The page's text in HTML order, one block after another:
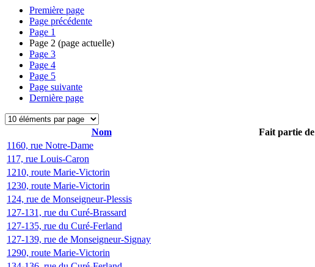
Première page
Page précédente
Page 1
Page 2 (page actuelle)
Page 3
Page 4
Page 5
Page suivante
Dernière page
Nom Fait partie de
1160, rue Notre-Dame
117, rue Louis-Caron
1210, route Marie-Victorin
1230, route Marie-Victorin
124, rue de Monseigneur-Plessis
127-131, rue du Curé-Brassard
127-135, rue du Curé-Ferland
127-139, rue de Monseigneur-Signay
1290, route Marie-Victorin